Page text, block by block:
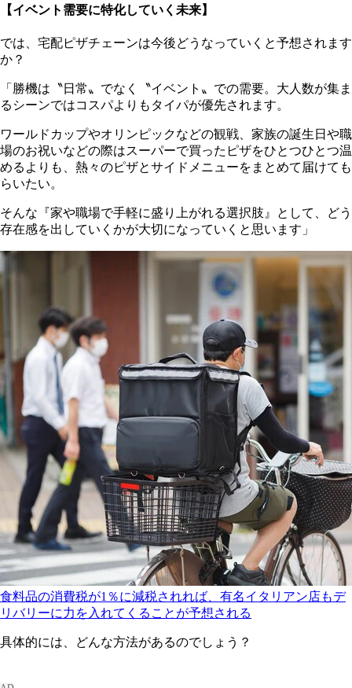
【イベント需要に特化していく未来】
では、宅配ピザチェーンは今後どうなっていくと予想されます
か？
「勝機は〝日常〟でなく〝イベント〟での需要。大人数が集ま
るシーンではコスパよりもタイパが優先されます。
ワールドカップやオリンピックなどの観戦、家族の誕生日や職
場のお祝いなどの際はスーパーで買ったピザをひとつひとつ温
めるよりも、熱々のピザとサイドメニューをまとめて届けても
らいたい。
そんな『家や職場で手軽に盛り上がれる選択肢』として、どう
存在感を出していくかが大切になっていくと思います」
食料品の消費税が1％に減税されれば、有名イタリアン店もデ
リバリーに力を入れてくることが予想される
具体的には、どんな方法があるのでしょう？